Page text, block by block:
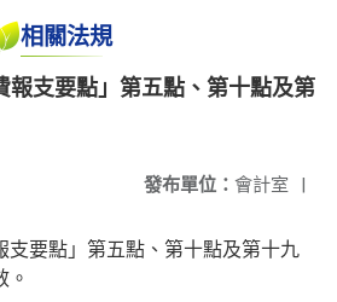
相關法規
報支要點」第五點、第十點及第
發布單位： 會計室 |
支要點」第五點、第十點及第十九
。